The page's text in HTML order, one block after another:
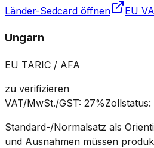
Länder-Sedcard öffnen
EU
Ungarn
EU TARIC / AFA
zu verifizieren
VAT/MwSt./GST: 27%Zollstatus:
Standard-/Normalsatz als
und Ausnahmen müssen